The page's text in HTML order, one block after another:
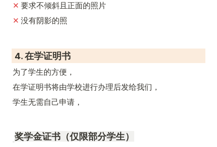
✕ 要求不倾斜且正面的照片
✕ 没有阴影的照
4. 在学证明书
为了学生的方便，
在学证明书将由学校进行办理后发给我们，
学生无需自己申请，
奖学金证书（仅限部分学生）